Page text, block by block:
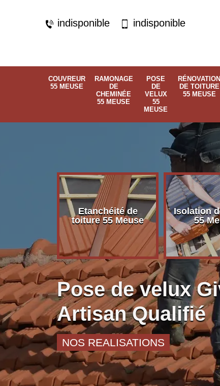
indisponible indisponible
COUVREUR
55 MEUSE
RAMONAGE
DE
CHEMINÉE
55 MEUSE
POSE
DE
VELUX
55
MEUSE
RÉNOVATION
DE TOITURE
55 MEUSE
Etanchéité de
toiture 55 Meuse
Isolation
55
Pose de velux
Artisan Qualifié
NOS REALISATIONS